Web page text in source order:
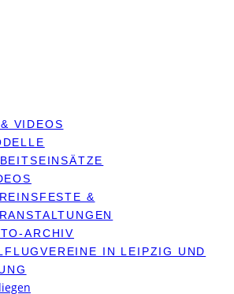
VIDEOS
&
ARCHIV
IN LEIPZIG UND